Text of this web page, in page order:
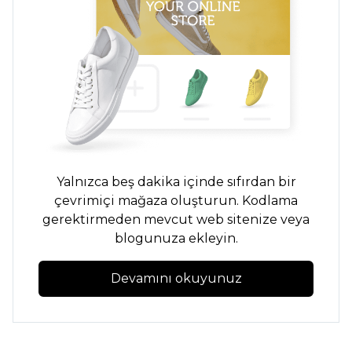
Yalnızca beş dakika içinde sıfırdan bir
çevrimiçi mağaza oluşturun. Kodlama
gerektirmeden mevcut web sitenize veya
blogunuza ekleyin.
Devamını okuyunuz